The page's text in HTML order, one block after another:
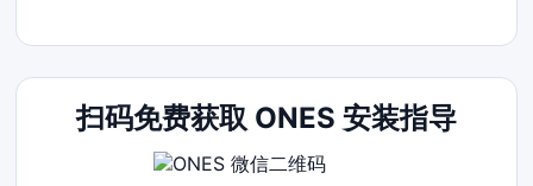
扫码免费获取 ONES 安装指导